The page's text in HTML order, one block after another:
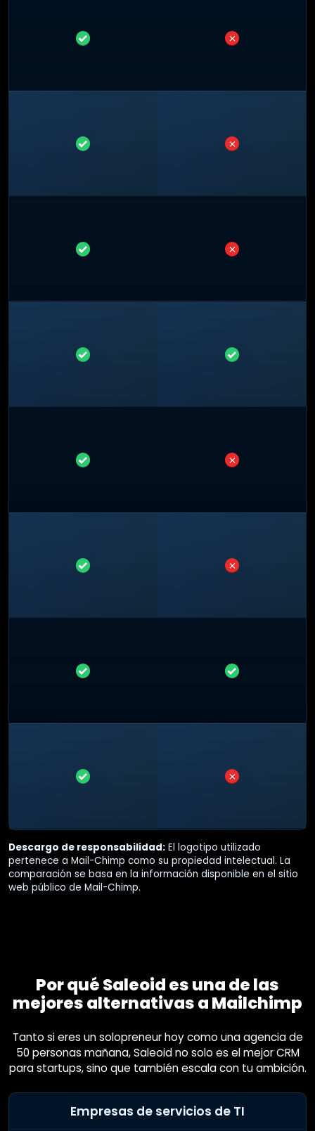
Descargo de responsabilidad:El logotipo utilizado
pertenece a Mail-Chimp como su propiedad intelectual. La
comparación se basa en la información disponible en el sitio
web público de Mail-Chimp.
Por qué Saleoid es una de las
mejores alternativas a Mailchimp
Tanto si eres un solopreneur hoy como una agencia de
50 personas mañana, Saleoid no solo es el mejor CRM
para startups, sino que también escala con tu ambición.
Empresas de servicios de TI